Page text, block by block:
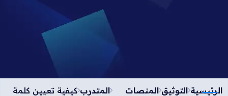
الرئيسية التوثيق المنصات
المتدرب كيفية تعيين كلمة